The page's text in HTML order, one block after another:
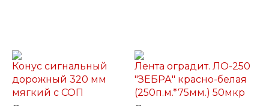
Конус сигнальный
дорожный 320 мм
мягкий с СОП
Лента оградит. ЛО-250
"ЗЕБРА" красно-белая
(250п.м.*75мм.) 50мкр